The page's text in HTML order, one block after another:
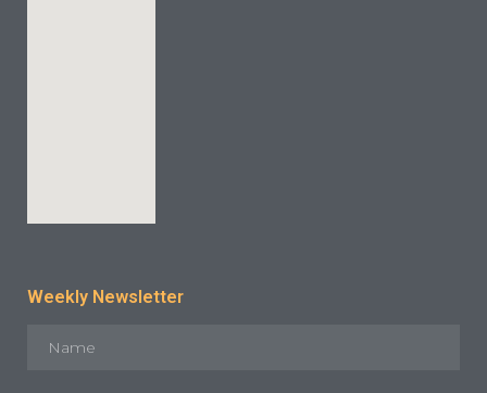
Weekly Newsletter